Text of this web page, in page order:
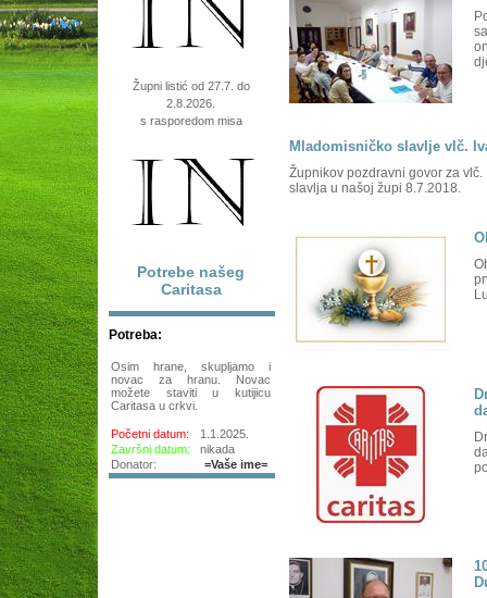
Župni listić od 27.7. do
2.8.2026.
s rasporedom misa
Potrebe našeg
Caritasa
Potreba:
Osim hrane, skupljamo i
novac za hranu. Novac
možete staviti u kutijicu
Caritasa u crkvi.
Početni datum:
1.1.2025.
Završni datum:
nikada
Donator:
=Vaše ime=
Mladomisničko slavlje vlč.
Župnikov pozdravni govor za
slavlja u našoj župi 8.7.2018.